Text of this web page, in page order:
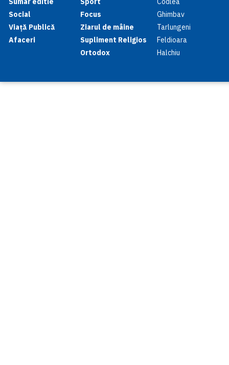
Social
Viață Publică
Afaceri
Focus
Ziarul de mâine
Supliment Religios
Ortodox
Ghimbav
Tarlungeni
Feldioara
Halchiu